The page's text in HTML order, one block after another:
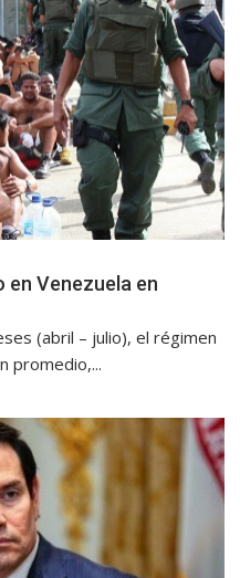
en Venezuela en
(abril – julio), el régimen
promedio,...